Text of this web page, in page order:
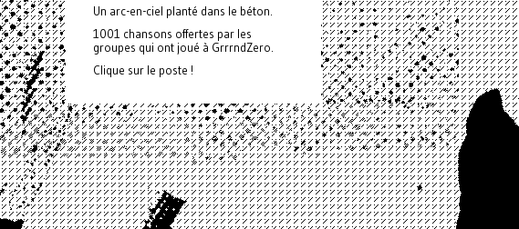
Un arc-en-ciel planté dans le béton.
1001 chansons offertes par les
groupes qui ont joué à GrrrndZero.
Clique sur le poste !